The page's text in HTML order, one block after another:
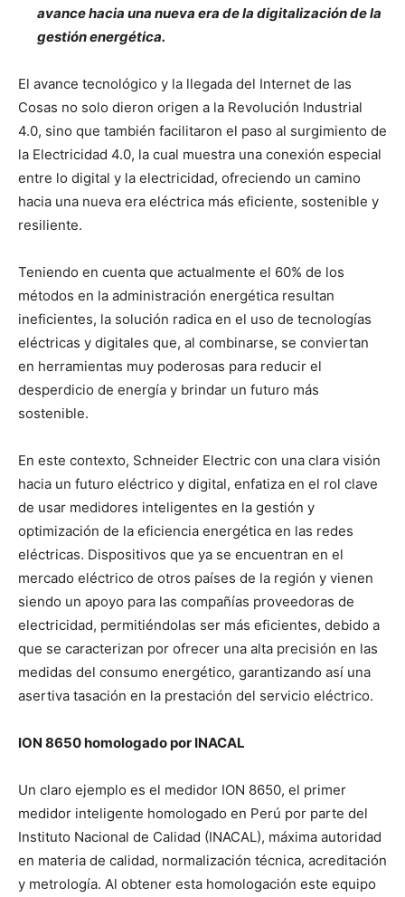
avance hacia una nueva era de la digitalización de la
gestión energética.
El avance tecnológico y la llegada del Internet de las
Cosas no solo dieron origen a la Revolución Industrial
4.0, sino que también facilitaron el paso al surgimiento de
la Electricidad 4.0, la cual muestra una conexión especial
entre lo digital y la electricidad, ofreciendo un camino
hacia una nueva era eléctrica más eficiente, sostenible y
resiliente.
Teniendo en cuenta que actualmente el 60% de los
métodos en la administración energética resultan
ineficientes, la solución radica en el uso de tecnologías
eléctricas y digitales que, al combinarse, se conviertan
en herramientas muy poderosas para reducir el
desperdicio de energía y brindar un futuro más
sostenible.
En este contexto, Schneider Electric con una clara visión
hacia un futuro eléctrico y digital, enfatiza en el rol clave
de usar medidores inteligentes en la gestión y
optimización de la eficiencia energética en las redes
eléctricas. Dispositivos que ya se encuentran en el
mercado eléctrico de otros países de la región y vienen
siendo un apoyo para las compañías proveedoras de
electricidad, permitiéndolas ser más eficientes, debido a
que se caracterizan por ofrecer una alta precisión en las
medidas del consumo energético, garantizando así una
asertiva tasación en la prestación del servicio eléctrico.
ION 8650 homologado por INACAL
Un claro ejemplo es el medidor ION 8650, el primer
medidor inteligente homologado en Perú por parte del
Instituto Nacional de Calidad (INACAL), máxima autoridad
en materia de calidad, normalización técnica, acreditación
y metrología. Al obtener esta homologación este equipo